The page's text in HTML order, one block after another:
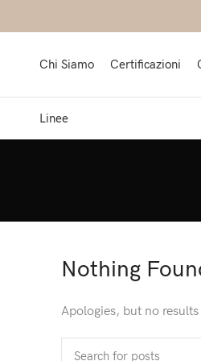
Chi Siamo Certificazioni
Linee
Nothing
Apologies, but no